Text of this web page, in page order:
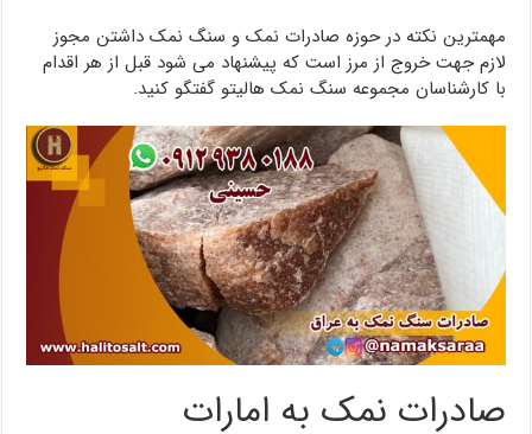
مهمترین نکته در حوزه صادرات نمک و سنگ نمک داشتن مجوز
لازم جهت خروج از مرز است که پیشنهاد می شود قبل از هر اقدام
با کارشناسان مجموعه سنگ نمک هالیتو گفتگو کنید.
صادرات نمک به امارات